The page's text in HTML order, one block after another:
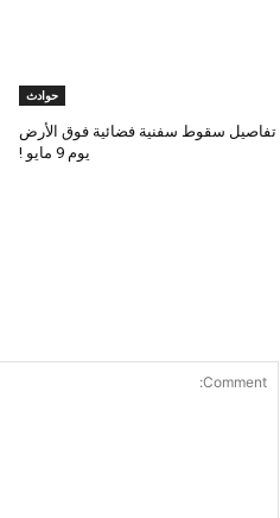
حوادث
تفاصيل سقوط سفنية فضائية فوق الأرض
يوم 9 مايو !